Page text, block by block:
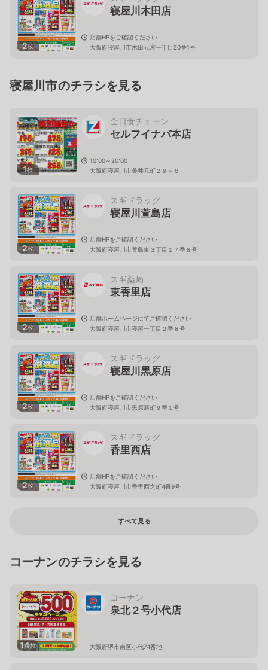
2枚
寝屋川木田店
店舗HPをご確認ください
大阪府寝屋川市木田元宮一丁目20番1号
寝屋川市のチラシを見る
1枚
全日食チェーン
セルフイナバ本店
10:00～20:00
大阪府寝屋川市美井元町２９－６
2枚
スギドラッグ
寝屋川萱島店
店舗HPをご確認ください
大阪府寝屋川市萱島東３丁目１７番８号
2枚
スギ薬局
東香里店
店舗ホームページにてご確認ください
大阪府寝屋川市寝屋一丁目２番８号
2枚
スギドラッグ
寝屋川黒原店
店舗HPをご確認ください
大阪府寝屋川市黒原新町９番１号
2枚
スギドラッグ
香里西店
店舗HPをご確認ください
大阪府寝屋川市香里西之町4番9号
すべて見る
コーナンのチラシを見る
14枚
コーナン
泉北２号小代店
大阪府堺市南区小代74番地